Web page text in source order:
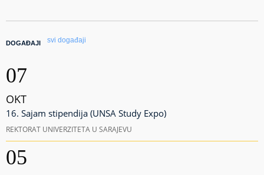
DOGAĐAJI svi događaji
07
OKT
16. Sajam stipendija (UNSA Study Expo)
REKTORAT UNIVERZITETA U SARAJEVU
05